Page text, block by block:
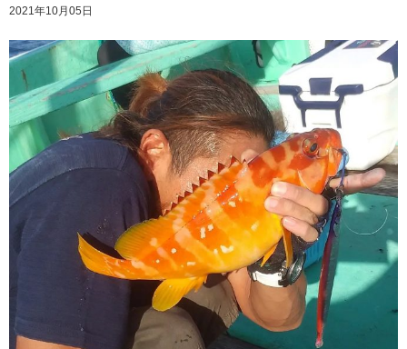
2021年10月05日